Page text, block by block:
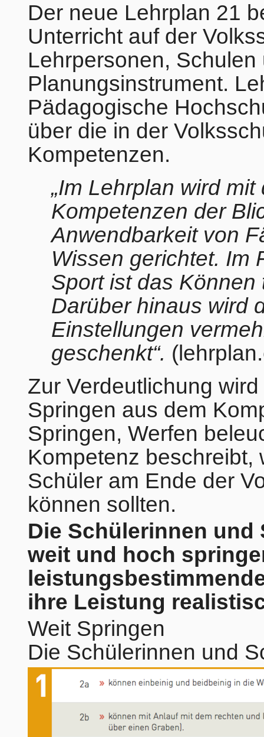
Der neue Lehrplan 21
Unterricht auf der
Lehrpersonen,
Planungsinstrument.
Pädagogische
über die in der
Kompetenzen.
„Im Lehrplan wird
Kompetenzen der
Anwendbarkeit von
Wissen gerichtet. Im
Sport ist das
Darüber hinaus wird
Einstellungen
geschenkt“.
Zur Verdeutlichung
Springen aus dem
Springen, Werfen
Kompetenz
Schüler am Ende der
können sollten.
Die Schülerinnen
weit und hoch
ihre Leistung
Weit Springen
Die Schülerinnen und